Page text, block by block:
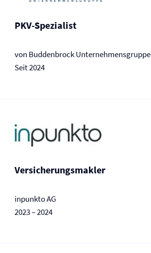
PKV-Spezialist
von Buddenbrock Unternehmensgruppe
Seit 2024
Versicherungs­makler
inpunkto AG
2023 – 2024